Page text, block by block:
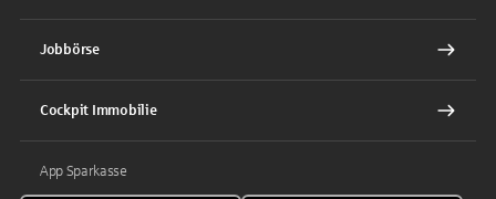
Jobbörse
Cockpit Immobilie
App Sparkasse